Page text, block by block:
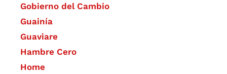
Gobierno del Cambio
Guainía
Guaviare
Hambre Cero
Home